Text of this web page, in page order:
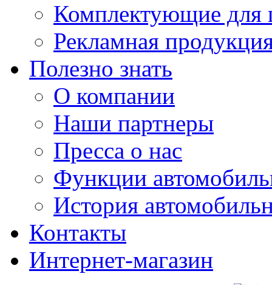
Комплектующие для
Рекламная
Полезно знать
О компании
Наши партнеры
Пресса о нас
Функции
История
Контакты
Интернет-магазин